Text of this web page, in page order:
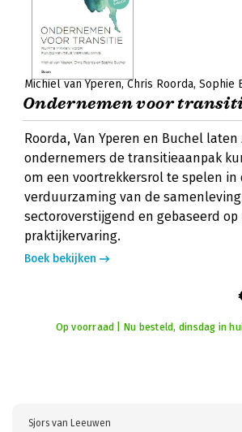
Michiel van Yperen Chris Roorda Sophie
Ondernemen voor
Roorda, Van Yperen en Buchel
ondernemers de transitieaanpak
om een voortrekkersrol te spelen in
verduurzaming van de
sectoroverstijgend en gebaseerd
praktijkervaring.
Boek bekijken
Op voorraad | Nu besteld, dinsdag in
Sjors van Leeuwen